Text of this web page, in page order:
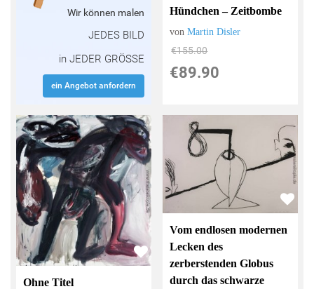
Wir können malen
JEDES BILD
in JEDER GRÖSSE
ein Angebot anfordern
Hündchen – Zeitbombe
vonMartin Disler
€155.00
€89.90
Ohne Titel
Vom endlosen modernen
Lecken des
zerberstenden Globus
durch das schwarze